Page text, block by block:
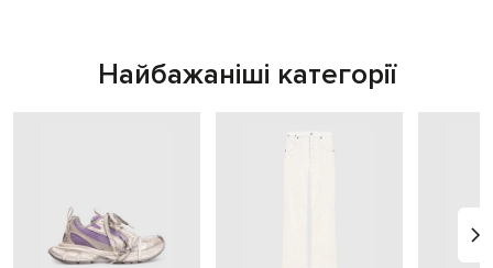
Найбажаніші категорії